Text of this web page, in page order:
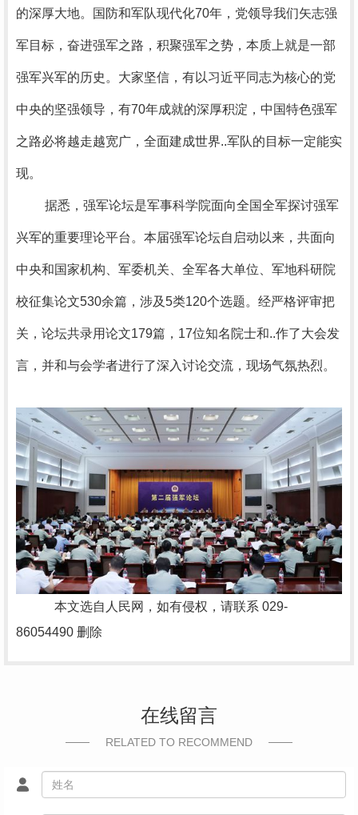
的深厚大地。国防和军队现代化70年，党领导我们矢志强
军目标，奋进强军之路，积聚强军之势，本质上就是一部
强军兴军的历史。大家坚信，有以习近平同志为核心的党
中央的坚强领导，有70年成就的深厚积淀，中国特色强军
之路必将越走越宽广，全面建成世界..军队的目标一定能实
现。
据悉，强军论坛是军事科学院面向全国全军探讨强军
兴军的重要理论平台。本届强军论坛自启动以来，共面向
中央和国家机构、军委机关、全军各大单位、军地科研院
校征集论文530余篇，涉及5类120个选题。经严格评审把
关，论坛共录用论文179篇，17位知名院士和..作了大会发
言，并和与会学者进行了深入讨论交流，现场气氛热烈。
本文选自人民网，如有侵权，请联系 029-
86054490 删除
在线留言
RELATED TO RECOMMEND